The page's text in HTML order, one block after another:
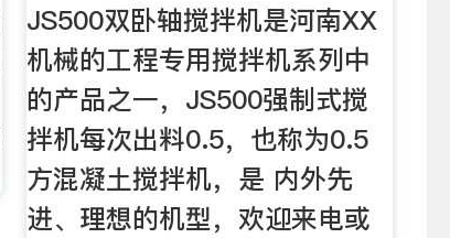
JS500双卧轴搅拌机是河南XX
机械的工程专用搅拌机系列中
的产品之一，JS500强制式搅
拌机每次出料0.5，也称为0.5
方混凝土搅拌机，是 内外先
进、理想的机型，欢迎来电或